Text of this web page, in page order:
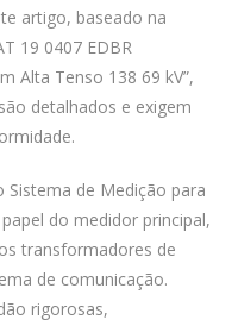
artigo, baseado na
19 0407 EDBR
Alta Tenso 138 69 kV”,
detalhados e exigem
de Medição para
do medidor principal,
transformadores de
de comunicação.
rigorosas,